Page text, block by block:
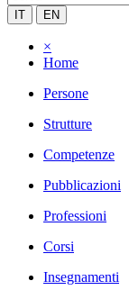
IT EN
×
Home
Persone
Strutture
Competenze
Pubblicazioni
Professioni
Corsi
Insegnamenti